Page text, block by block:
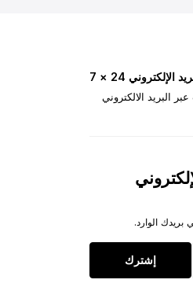
24 × 7
البريد الالكتروني
الوارد.
إشترك